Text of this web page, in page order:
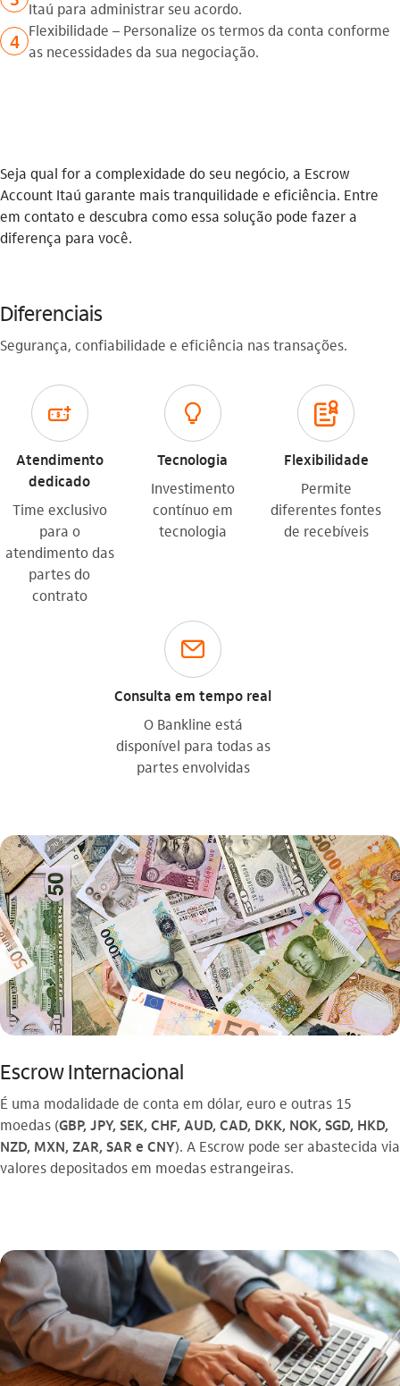
Itaú para administrar seu acordo.
4 Flexibilidade – Personalize os termos da conta conforme
as necessidades da sua negociação.
Seja qual for a complexidade do seu negócio, a Escrow
Account Itaú garante mais tranquilidade e eficiência. Entre
em contato e descubra como essa solução pode fazer a
diferença para você.
Diferenciais
Segurança, confiabilidade e eficiência nas transações.
emprestimo_outline
Atendimento
dedicado
Time exclusivo
para o
atendimento das
partes do
contrato
inovacao_outline
Tecnologia
Investimento
contínuo em
tecnologia
garantia_outline
Flexibilidade
Permite
diferentes fontes
de recebíveis
email_resposta_rapida_outline
Consulta em tempo real
O Bankline está
disponível para todas as
partes envolvidas
Escrow Internacional
É uma modalidade de conta em dólar, euro e outras 15
moedas (GBP, JPY, SEK, CHF, AUD, CAD, DKK, NOK, SGD, HKD,
NZD, MXN, ZAR, SAR e CNY). A Escrow pode ser abastecida via
valores depositados em moedas estrangeiras.